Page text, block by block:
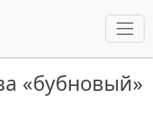
«бубновый»